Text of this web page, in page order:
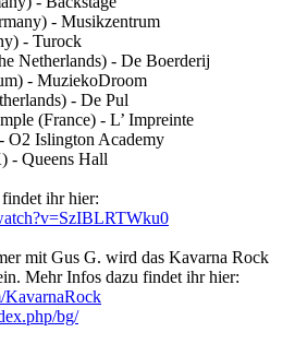
- Musikzentrum
- Turock
Netherlands) - De Boerderij
- MuziekoDroom
- De Pul
(France) - L’ Impreinte
O2 Islington Academy
- Queens Hall
ihr hier:
mit Gus G. wird das Kavarna Rock
Mehr Infos dazu findet ihr hier:
KavarnaRock
bg/